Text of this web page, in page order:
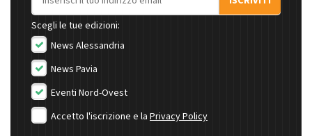
Scegli le tue edizioni:
News Alessandria
News Pavia
Eventi Nord-Ovest
Accetto l'iscrizione e la Privacy Policy